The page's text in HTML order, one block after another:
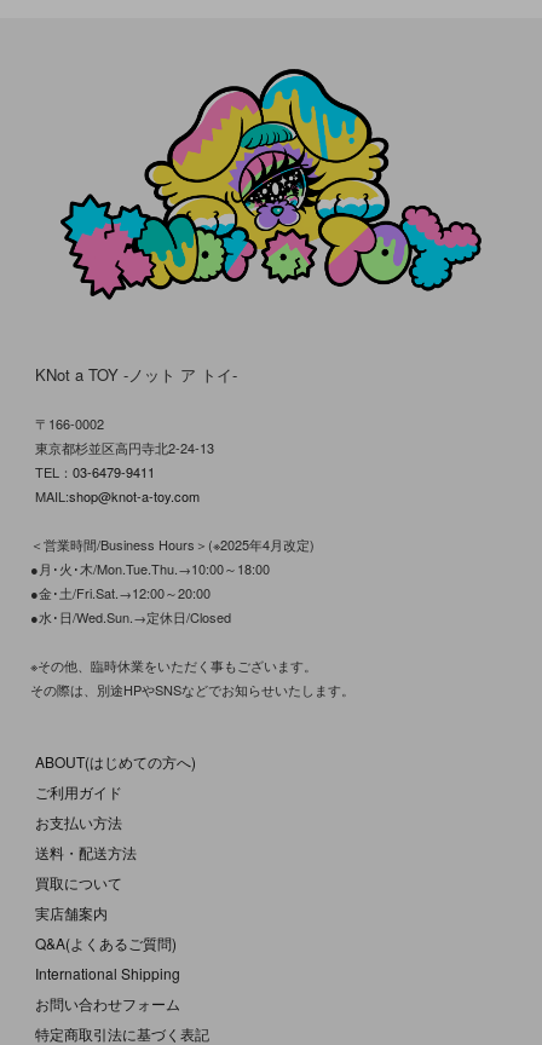
KNot a TOY -ノット ア トイ-
〒166-0002
東京都杉並区高円寺北2-24-13
TEL： 03-6479-9411
MAIL:shop@knot-a-toy.com
＜営業時間/Business Hours＞(※2025年4月改定)
●月･火･木/Mon.Tue.Thu.→10:00～18:00
●金･土/Fri.Sat.→12:00～20:00
●水･日/Wed.Sun.→定休日/Closed
※その他、臨時休業をいただく事もございます。
その際は、別途HPやSNSなどでお知らせいたします。
ABOUT(はじめての方へ)
ご利用ガイド
お支払い方法
送料・配送方法
買取について
実店舗案内
Q&A(よくあるご質問)
International Shipping
お問い合わせフォーム
特定商取引法に基づく表記